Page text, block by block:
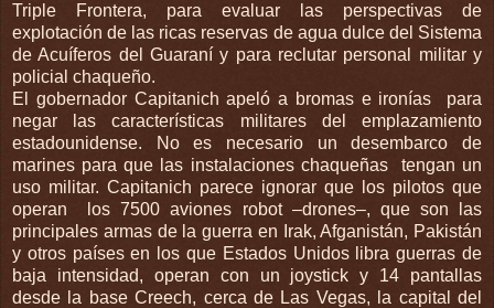
Triple Frontera, para evaluar las perspectivas de
explotación de las ricas reservas de agua dulce del Sistema
de Acuíferos del Guaraní y para reclutar personal militar y
policial chaqueño.
El gobernador Capitanich apeló a bromas e ironías para
negar las características militares del emplazamiento
estadounidense. No es necesario un desembarco de
marines para que las instalaciones chaqueñas tengan un
uso militar. Capitanich parece ignorar que los pilotos que
operan los 7500 aviones robot –drones–, que son las
principales armas de la guerra en Irak, Afganistán, Pakistán
y otros países en los que Estados Unidos libra guerras de
baja intensidad, operan con un joystick y 14 pantallas
desde la base Creech, cerca de Las Vegas, la capital del